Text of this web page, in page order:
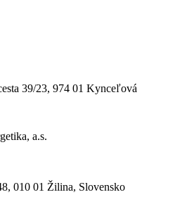
39/23, 974 01 Kynceľová
a.s.
010 01 Žilina, Slovensko